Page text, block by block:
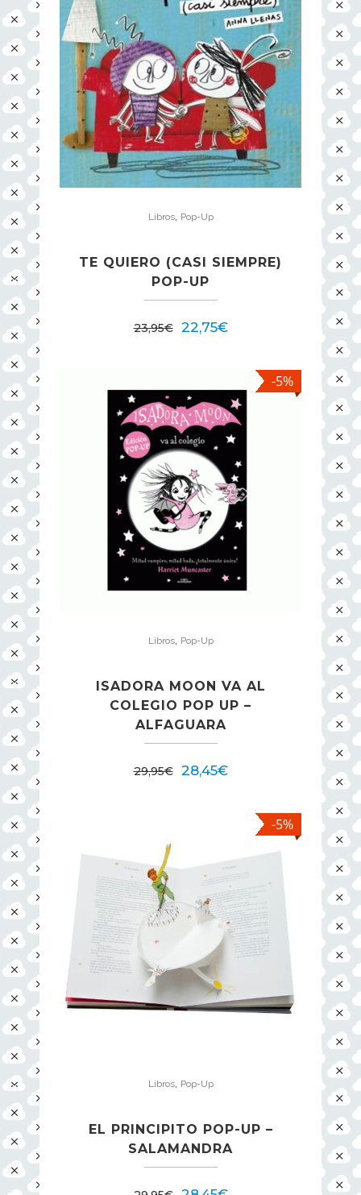
Libros, Pop-Up
TE QUIERO (CASI SIEMPRE)
POP-UP
23,95€ 22,75€
-5%
Libros, Pop-Up
ISADORA MOON VA AL
COLEGIO POP UP –
ALFAGUARA
29,95€ 28,45€
-5%
Libros, Pop-Up
EL PRINCIPITO POP-UP –
SALAMANDRA